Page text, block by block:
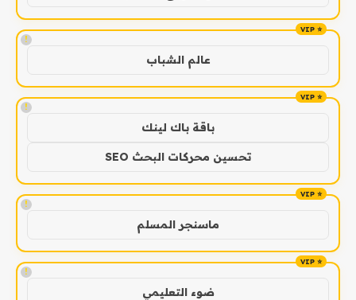
!
عالم الشباب
!
باقة باك لينك
تحسين محركات البحث SEO
!
ماسنجر المسلم
!
ضوء التعليمي